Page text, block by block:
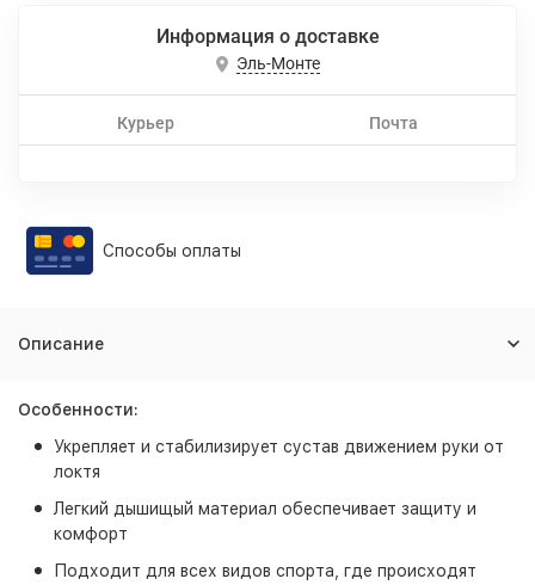
Информация о доставке
Эль-Монте
Курьер Почта
Способы оплаты
Описание
Особенности:
Укрепляет и стабилизирует сустав движением руки от
локтя
Легкий дышищый материал обеспечивает защиту и
комфорт
Подходит для всех видов спорта, где происходят